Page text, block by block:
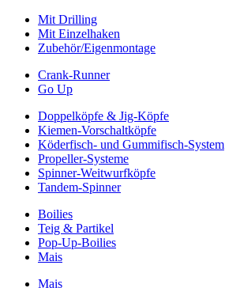
Mit Drilling
Mit Einzelhaken
Zubehör/Eigenmontage
Crank-Runner
Go Up
Doppelköpfe & Jig-Köpfe
Kiemen-Vorschaltköpfe
Köderfisch- und Gummifisch-System
Propeller-Systeme
Spinner-Weitwurfköpfe
Tandem-Spinner
Boilies
Teig & Partikel
Pop-Up-Boilies
Mais
Mais